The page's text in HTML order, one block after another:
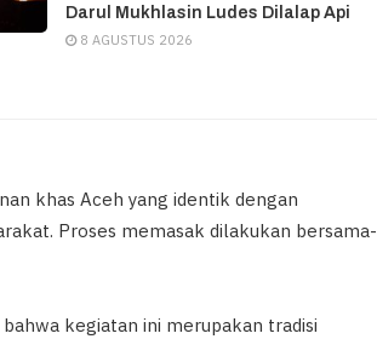
Darul Mukhlasin Ludes Dilalap Api
8 AGUSTUS 2026
khas Aceh yang identik dengan
Proses memasak dilakukan bersama-
bahwa kegiatan ini merupakan tradisi